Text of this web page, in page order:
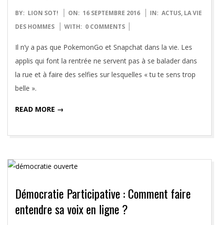
2016-
09-
BY: LION SOT! ON: 16 SEPTEMBRE 2016 IN: ACTUS, LA VIE
DES HOMMES
WITH: 0 COMMENTS
Il n’y a pas que PokemonGo et Snapchat dans la vie. Les
applis qui font la rentrée ne servent pas à se balader dans
la rue et à faire des selfies sur lesquelles « tu te sens trop
belle ».
READ MORE →
Démocratie Participative : Comment faire
entendre sa voix en ligne ?